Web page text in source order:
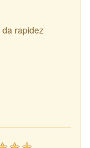
rapidez